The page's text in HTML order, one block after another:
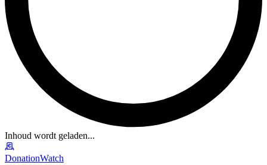
Inhoud wordt geladen...
DonationWatch